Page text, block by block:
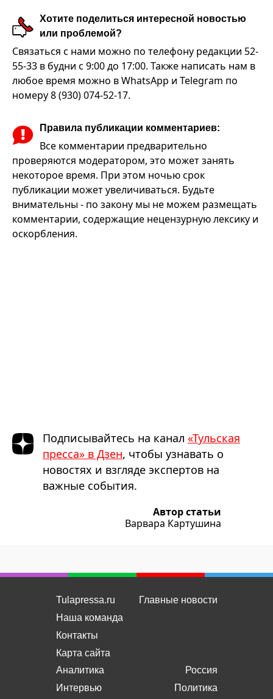
Хотите поделиться интересной новостью
или проблемой?
Связаться с нами можно по телефону редакции 52-
55-33 в будни с 9:00 до 17:00. Также написать нам в
любое время можно в WhatsApp и Telegram по
номеру 8 (930) 074-52-17.
Правила публикации комментариев:
Все комментарии предварительно
проверяются модератором, это может занять
некоторое время. При этом ночью срок
публикации может увеличиваться. Будьте
внимательны - по закону мы не можем размещать
комментарии, содержащие нецензурную лексику и
оскорбления.
Подписывайтесь на канал «Тульская
пресса» в Дзен, чтобы узнавать о
новостях и взгляде экспертов на
важные события.
Автор статьи
Варвара Картушина
Tulapressa.ru
Наша команда
Контакты
Карта сайта
Главные новости
Аналитика
Интервью
Россия
Политика